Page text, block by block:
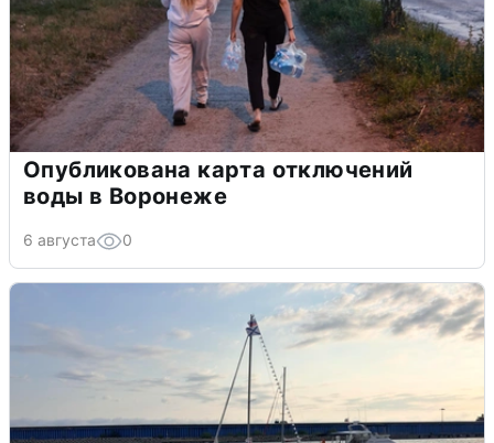
Опубликована карта отключений
воды в Воронеже
6 августа 0